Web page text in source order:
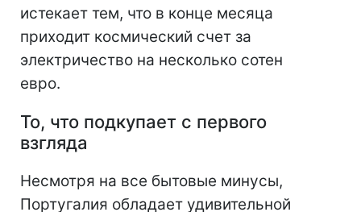
истекает тем, что в конце месяца
приходит космический счет за
электричество на несколько сотен
евро.
То, что подкупает с первого
взгляда
Несмотря на все бытовые минусы,
Португалия обладает удивительной